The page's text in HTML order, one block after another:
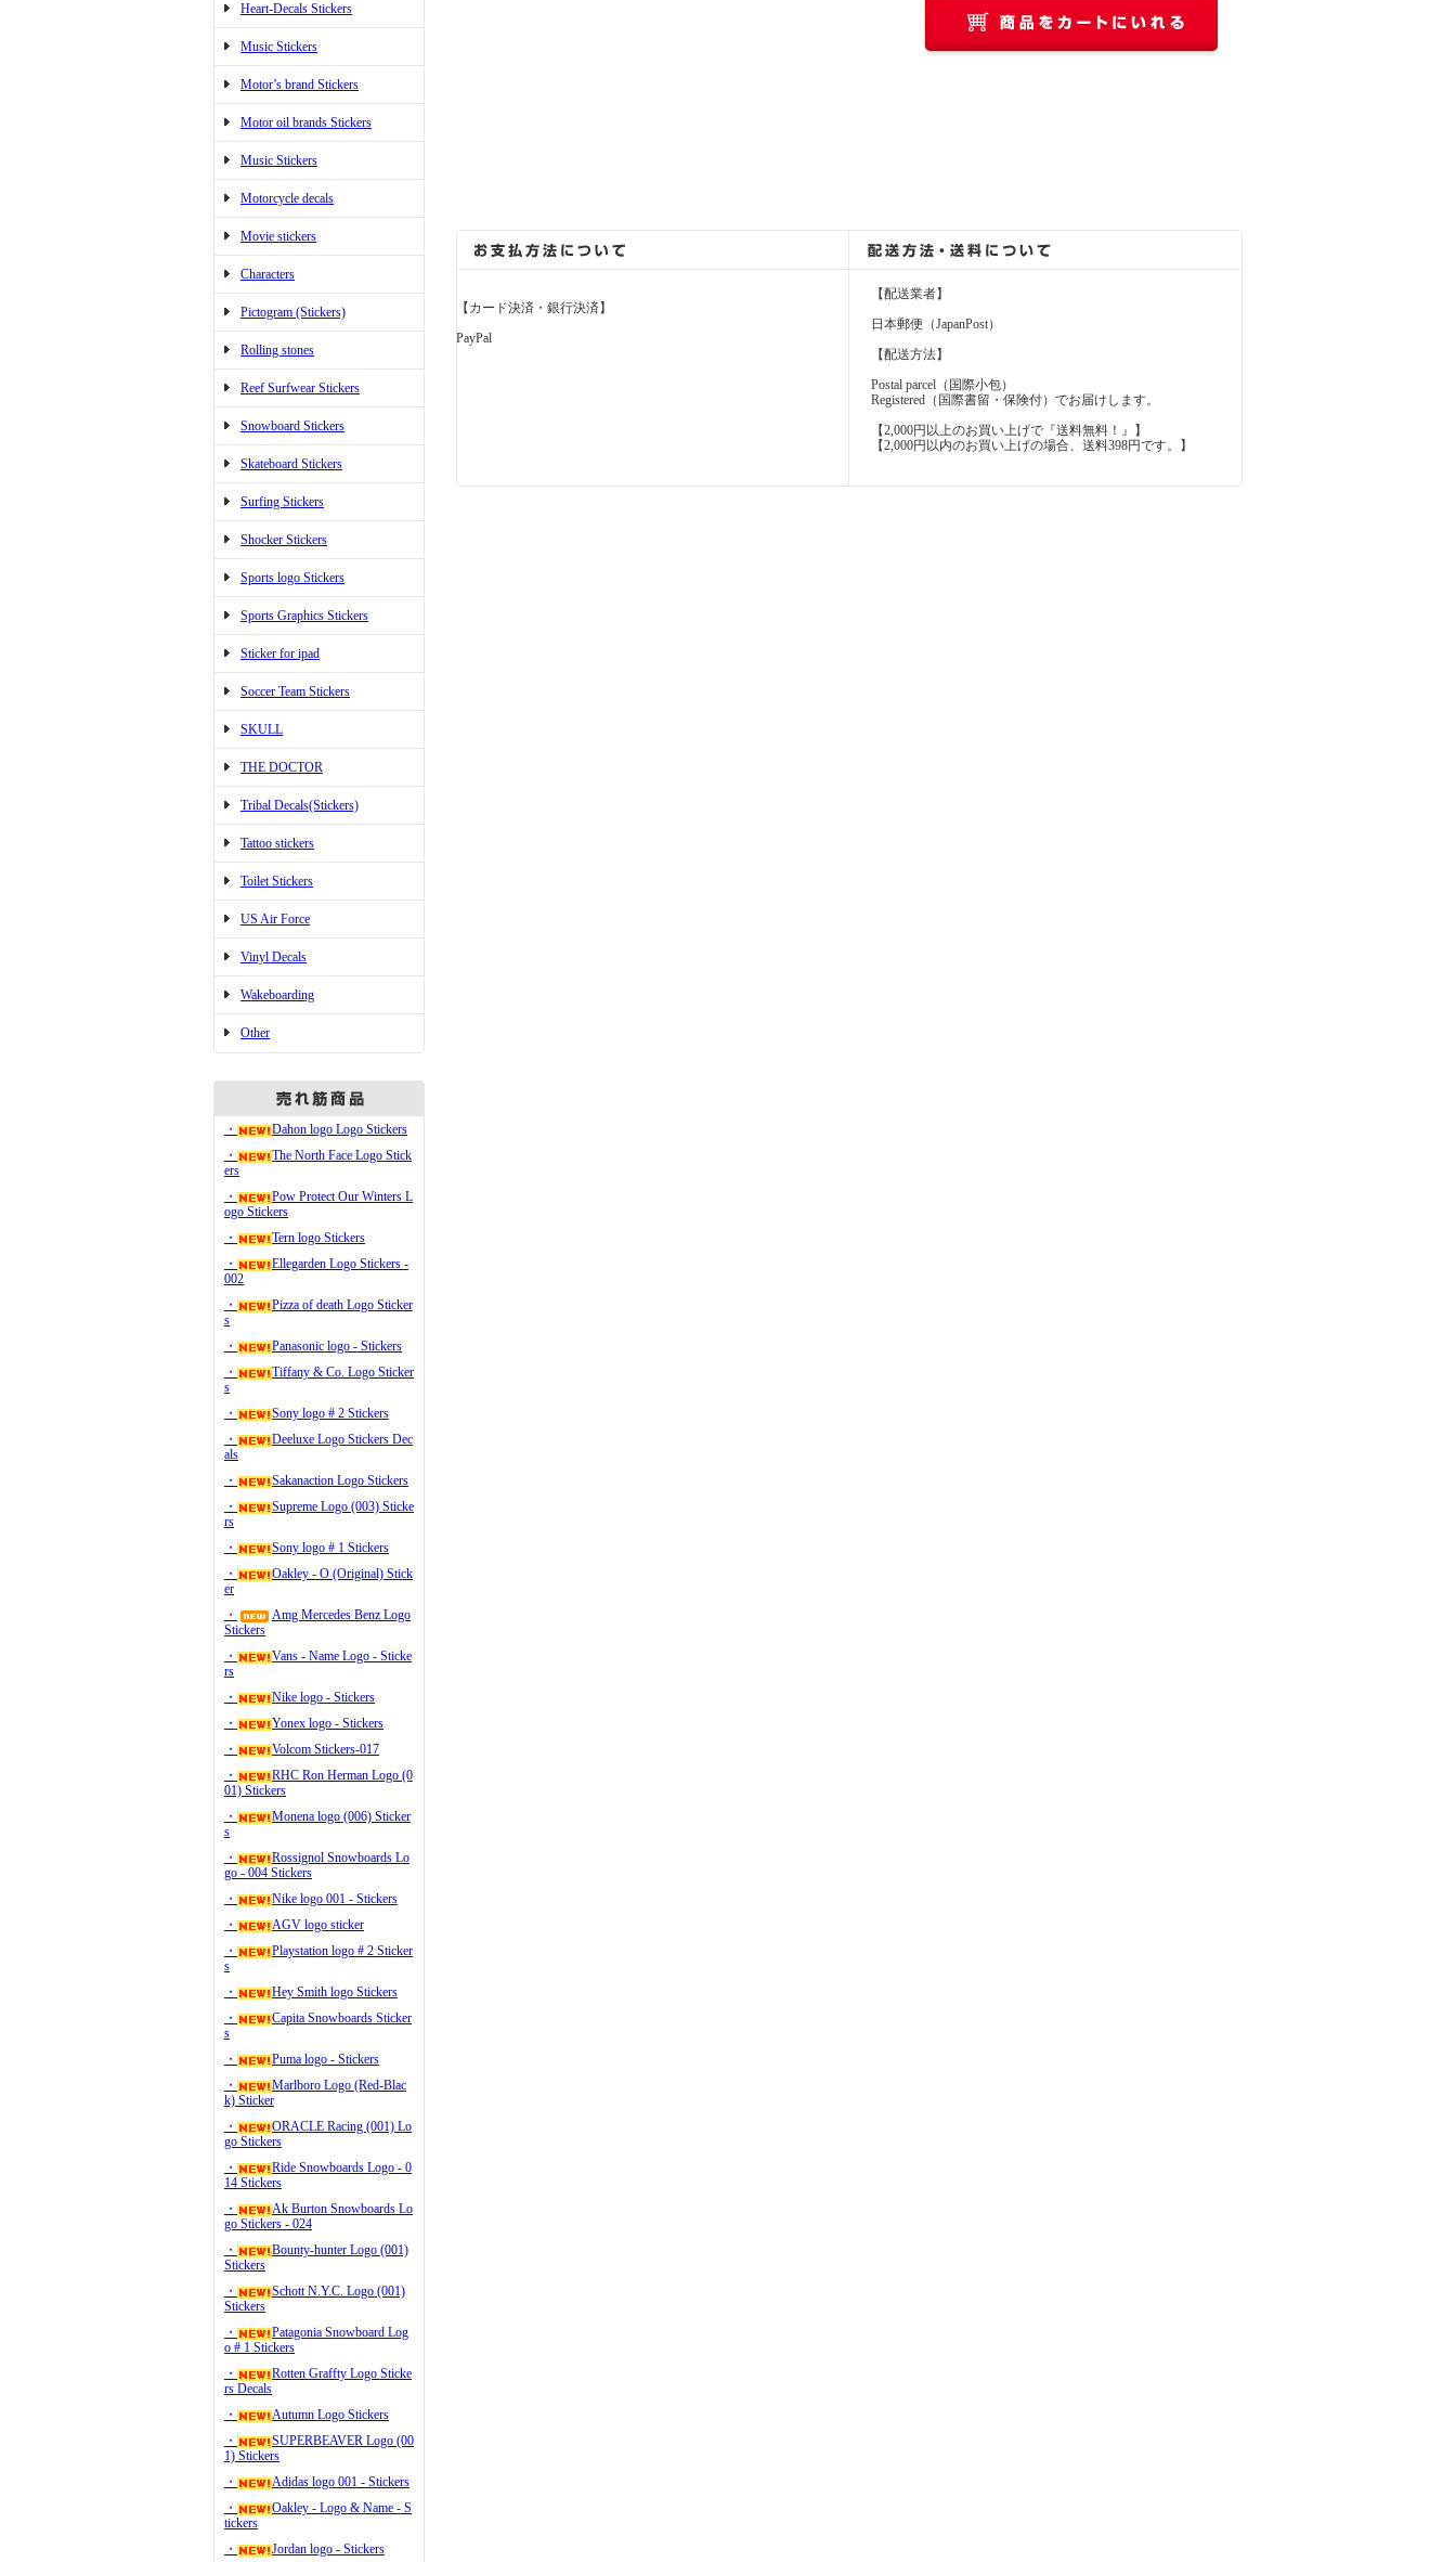
Heart-Decals Stickers
Music Stickers
Motor’s brand Stickers
Motor oil brands Stickers
Music Stickers
Motorcycle decals
Movie stickers
Characters
Pictogram (Stickers)
Rolling stones
Reef Surfwear Stickers
Snowboard Stickers
Skateboard Stickers
Surfing Stickers
Shocker Stickers
Sports logo Stickers
Sports Graphics Stickers
Sticker for ipad
Soccer Team Stickers
SKULL
THE DOCTOR
Tribal Decals(Stickers)
Tattoo stickers
Toilet Stickers
US Air Force
Vinyl Decals
Wakeboarding
Other
・
Dahon logo Logo Stickers
・
The North Face Logo Stick
ers
・
Pow Protect Our Winters L
ogo Stickers
・
Tern logo Stickers
・
Ellegarden Logo Stickers -
002
・
Pizza of death Logo Sticker
s
・
Panasonic logo - Stickers
・
Tiffany & Co. Logo Sticker
s
・
Sony logo # 2 Stickers
・
Deeluxe Logo Stickers Dec
als
・
Sakanaction Logo Stickers
・
Supreme Logo (003) Sticke
rs
・
Sony logo # 1 Stickers
・
Oakley - O (Original) Stick
er
・
Amg Mercedes Benz Logo
Stickers
・
Vans - Name Logo - Sticke
rs
・
Nike logo - Stickers
・
Yonex logo - Stickers
・
Volcom Stickers-017
・
RHC Ron Herman Logo (0
01) Stickers
・
Monena logo (006) Sticker
s
・
Rossignol Snowboards Lo
go - 004 Stickers
・
Nike logo 001 - Stickers
・
AGV logo sticker
・
Playstation logo # 2 Sticker
s
・
Hey Smith logo Stickers
・
Capita Snowboards Sticker
s
・
Puma logo - Stickers
・
Marlboro Logo (Red-Blac
k) Sticker
・
ORACLE Racing (001) Lo
go Stickers
・
Ride Snowboards Logo - 0
14 Stickers
・
Ak Burton Snowboards Lo
go Stickers - 024
・
Bounty-hunter Logo (001)
Stickers
・
Schott N.Y.C. Logo (001)
Stickers
・
Patagonia Snowboard Log
o # 1 Stickers
・
Rotten Graffty Logo Sticke
rs Decals
・
Autumn Logo Stickers
・
SUPERBEAVER Logo (00
1) Stickers
・
Adidas logo 001 - Stickers
・
Oakley - Logo & Name - S
tickers
・
Jordan logo - Stickers
【カード決済・銀行決済】
PayPal
【配送業者】
日本郵便（JapanPost）
【配送方法】
Postal parcel（国際小包）
Registered（国際書留・保険付）でお届けします。
【2,000円以上のお買い上げで『送料無料！』】
【2,000円以内のお買い上げの場合、送料398円です。】